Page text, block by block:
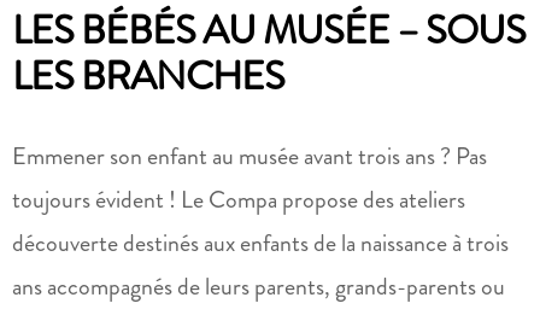
LES BÉBÉS AU MUSÉE – SOUS
LES BRANCHES
Emmener son enfant au musée avant trois ans ? Pas
toujours évident ! Le Compa propose des ateliers
découverte destinés aux enfants de la naissance à trois
ans accompagnés de leurs parents, grands-parents ou